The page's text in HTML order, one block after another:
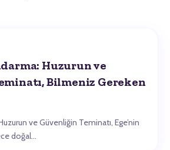
Huzurun ve
Bilmeniz Gereken
ve Güvenliğin Teminatı, Ege’nin
doğal…